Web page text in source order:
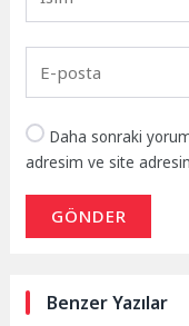
Daha sonraki
adresim ve site
GÖNDER
Benzer Yazılar